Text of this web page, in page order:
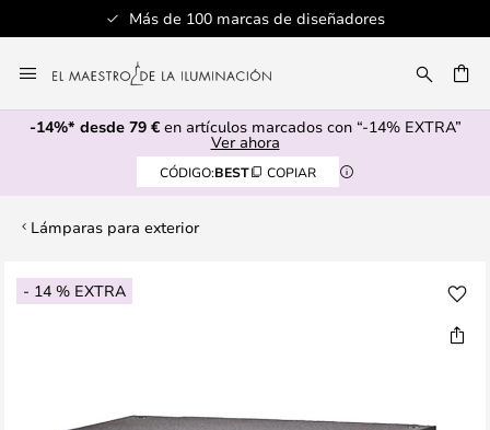
Más de 100 marcas de diseñadores
al
contenido
-14%* desde 79 €en artículos marcados con “-14% EXTRA”
Ver ahora
CÓDIGO:BEST COPIAR
Lámparas para exterior
- 14 % EXTRA
Saltar
al